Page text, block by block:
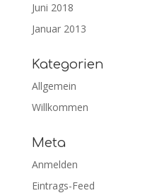
Juni 2018
Januar 2013
Kategorien
Allgemein
Willkommen
Meta
Anmelden
Eintrags-Feed